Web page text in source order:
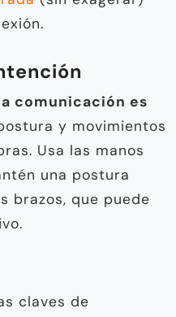
comunicación es
y movimientos
Usa las manos
una postura
brazos, que puede
claves de